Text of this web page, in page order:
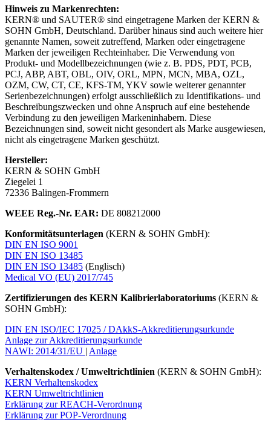
Hinweis zu Markenrechten:
KERN® und SAUTER® sind eingetragene Marken der KERN &
SOHN GmbH, Deutschland. Darüber hinaus sind auch weitere hier
genannte Namen, soweit zutreffend, Marken oder eingetragene
Marken der jeweiligen Rechteinhaber. Die Verwendung von
Produkt- und Modellbezeichnungen (wie z. B. PDS, PDT, PCB,
PCJ, ABP, ABT, OBL, OIV, ORL, MPN, MCN, MBA, OZL,
OZM, CW, CT, CE, KFS-TM, YKV sowie weiterer genannter
Serienbezeichnungen) erfolgt ausschließlich zu Identifikations- und
Beschreibungszwecken und ohne Anspruch auf eine bestehende
Verbindung zu den jeweiligen Markeninhabern. Diese
Bezeichnungen sind, soweit nicht gesondert als Marke ausgewiesen,
nicht als eingetragene Marken geschützt.
Hersteller:
KERN & SOHN GmbH
Ziegelei 1
72336 Balingen-Frommern
WEEE Reg.-Nr. EAR: DE 808212000
Konformitätsunterlagen (KERN & SOHN GmbH):
DIN EN ISO 9001
DIN EN ISO 13485
DIN EN ISO 13485 (Englisch)
Medical VO (EU) 2017/745
Zertifizierungen des KERN Kalibrierlaboratoriums (KERN &
SOHN GmbH):
DIN EN ISO/IEC 17025 / DAkkS-Akkreditierungsurkunde
Anlage zur Akkreditierungsurkunde
NAWI: 2014/31/EU | Anlage
Verhaltenskodex / Umweltrichtlinien (KERN & SOHN GmbH):
KERN Verhaltenskodex
KERN Umweltrichtlinien
Erklärung zur REACH-Verordnung
Erklärung zur POP-Verordnung